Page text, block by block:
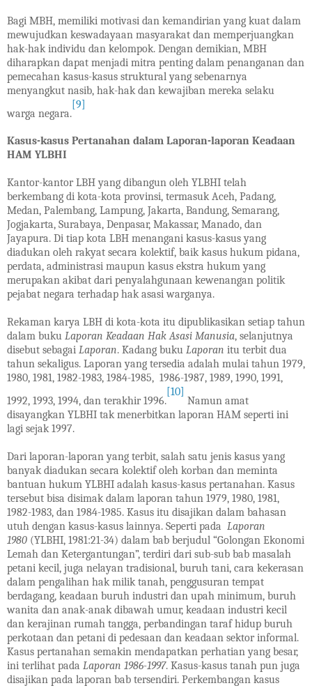
Bagi MBH, memiliki motivasi dan kemandirian yang kuat dalam
mewujudkan keswadayaan masyarakat dan memperjuangkan
hak-hak individu dan kelompok. Dengan demikian, MBH
diharapkan dapat menjadi mitra penting dalam penanganan dan
pemecahan kasus-kasus struktural yang sebenarnya
menyangkut nasib, hak-hak dan kewajiban mereka selaku
warga negara.
[9]
Kasus-kasus Pertanahan dalam Laporan-laporan Keadaan
HAM YLBHI
Kantor-kantor LBH yang dibangun oleh YLBHI telah
berkembang di kota-kota provinsi, termasuk Aceh, Padang,
Medan, Palembang, Lampung, Jakarta, Bandung, Semarang,
Jogjakarta, Surabaya, Denpasar, Makassar, Manado, dan
Jayapura. Di tiap kota LBH menangani kasus-kasus yang
diadukan oleh rakyat secara kolektif, baik kasus hukum pidana,
perdata, administrasi maupun kasus ekstra hukum yang
merupakan akibat dari penyalahgunaan kewenangan politik
pejabat negara terhadap hak asasi warganya.
Rekaman karya LBH di kota-kota itu dipublikasikan setiap tahun
dalam buku Laporan Keadaan Hak Asasi Manusia, selanjutnya
disebut sebagai Laporan. Kadang buku Laporan itu terbit dua
tahun sekaligus. Laporan yang tersedia adalah mulai tahun 1979,
1980, 1981, 1982-1983, 1984-1985, 1986-1987, 1989, 1990, 1991,
1992, 1993, 1994, dan terakhir 1996.
[10]
Namun amat
disayangkan YLBHI tak menerbitkan laporan HAM seperti ini
lagi sejak 1997.
Dari laporan-laporan yang terbit, salah satu jenis kasus yang
banyak diadukan secara kolektif oleh korban dan meminta
bantuan hukum YLBHI adalah kasus-kasus pertanahan. Kasus
tersebut bisa disimak dalam laporan tahun 1979, 1980, 1981,
1982-1983, dan 1984-1985. Kasus itu disajikan dalam bahasan
utuh dengan kasus-kasus lainnya. Seperti pada Laporan
1980 (YLBHI, 1981:21-34) dalam bab berjudul “Golongan Ekonomi
Lemah dan Ketergantungan”, terdiri dari sub-sub bab masalah
petani kecil, juga nelayan tradisional, buruh tani, cara kekerasan
dalam pengalihan hak milik tanah, penggusuran tempat
berdagang, keadaan buruh industri dan upah minimum, buruh
wanita dan anak-anak dibawah umur, keadaan industri kecil
dan kerajinan rumah tangga, perbandingan taraf hidup buruh
perkotaan dan petani di pedesaan dan keadaan sektor informal.
Kasus pertanahan semakin mendapatkan perhatian yang besar,
ini terlihat pada Laporan 1986-1997. Kasus-kasus tanah pun juga
disajikan pada laporan bab tersendiri. Perkembangan kasus